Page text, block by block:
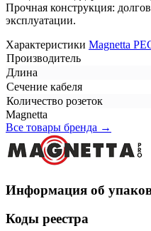
Прочная конструкция:
эксплуатации.
Характеристики Magnetta
Производитель
Длина
Сечение кабеля
Количество розеток
Magnetta
Все товары бренда →
Информация об
Коды реестра